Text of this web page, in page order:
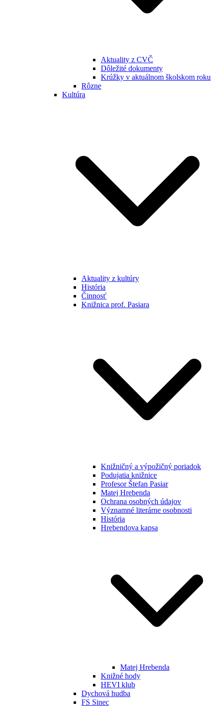
Aktuality z CVČ
Dôležité dokumenty
Krúžky v aktuálnom školskom roku
Rôzne
Kultúra
Aktuality z kultúry
História
Činnosť
Knižnica prof. Pasiara
Knižničný a výpožičný poriadok
Podujatia knižnice
Profesor Štefan Pasiar
Matej Hrebenda
Ochrana osobných údajov
Významné literárne osobnosti
História
Hrebendova kapsa
Matej Hrebenda
Knižné hody
HEVI klub
Dychová hudba
FS Sinec